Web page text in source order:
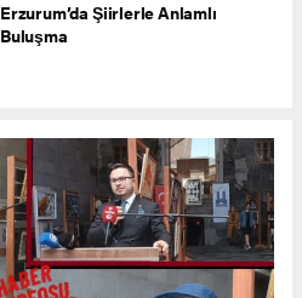
Erzurum’da Şiirlerle Anlamlı
Buluşma